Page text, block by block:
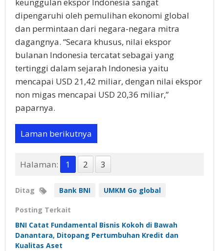
dipengaruhi oleh pemulihan ekonomi global
dan permintaan dari negara-negara mitra
dagangnya. “Secara khusus, nilai ekspor
bulanan Indonesia tercatat sebagai yang
tertinggi dalam sejarah Indonesia yaitu
mencapai USD 21,42 miliar, dengan nilai ekspor
non migas mencapai USD 20,36 miliar,”
paparnya.
Laman berikutnya
Halaman: 1 2 3
Ditag Bank BNI UMKM Go global
Posting Terkait
BNI Catat Fundamental Bisnis Kokoh di Bawah
Danantara, Ditopang Pertumbuhan Kredit dan
Kualitas Aset